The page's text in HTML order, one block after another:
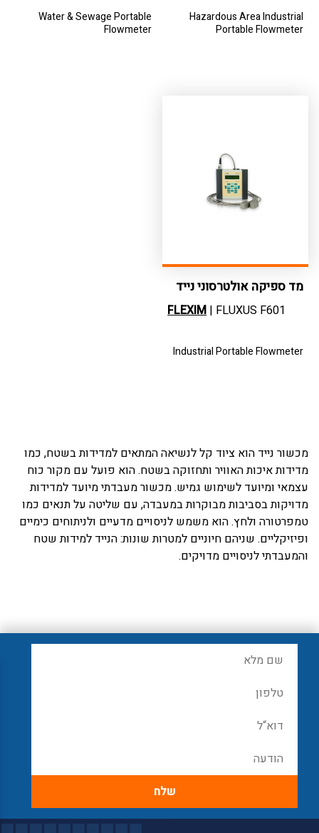
Hazardous Area Industrial
Portable Flowmeter
Water & Sewage Portable
Flowmeter
מד ספיקה אולטרסוני נייד
תעשייתי
FLEXIM| FLUXUS F601
Industrial Portable Flowmeter
מכשור נייד הוא ציוד קל לנשיאה המתאים למדידות בשטח, כמו
מדידות איכות האוויר ותחזוקה בשטח. הוא פועל עם מקור כוח
עצמאי ומיועד לשימוש גמיש. מכשור מעבדתי מיועד למדידות
מדויקות בסביבות מבוקרות במעבדה, עם שליטה על תנאים כמו
טמפרטורה ולחץ. הוא משמש לניסויים מדעיים ולניתוחים כימיים
ופיזיקליים. שניהם חיוניים למטרות שונות: הנייד למידות שטח
והמעבדתי לניסויים מדויקים.